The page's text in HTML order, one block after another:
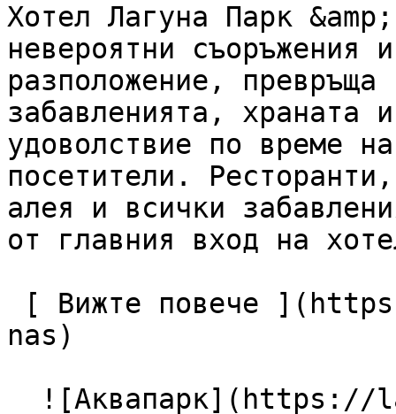
Хотел Лагуна Парк
невероятни съоръжения
разположение,
забавленията, храната
удоволствие по време
посетители.
алея и всички
от главния вход на
nas)